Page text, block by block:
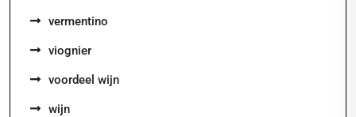
vermentino
viognier
voordeel wijn
wijn